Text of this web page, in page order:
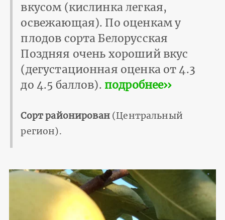
вкусом (кислинка легкая,
освежающая). По оценкам у
плодов сорта Белорусская
Поздняя очень хороший вкус
(дегустационная оценка от 4.3
до 4.5 баллов). подробнее››
Сорт районирован(Центральный
регион).